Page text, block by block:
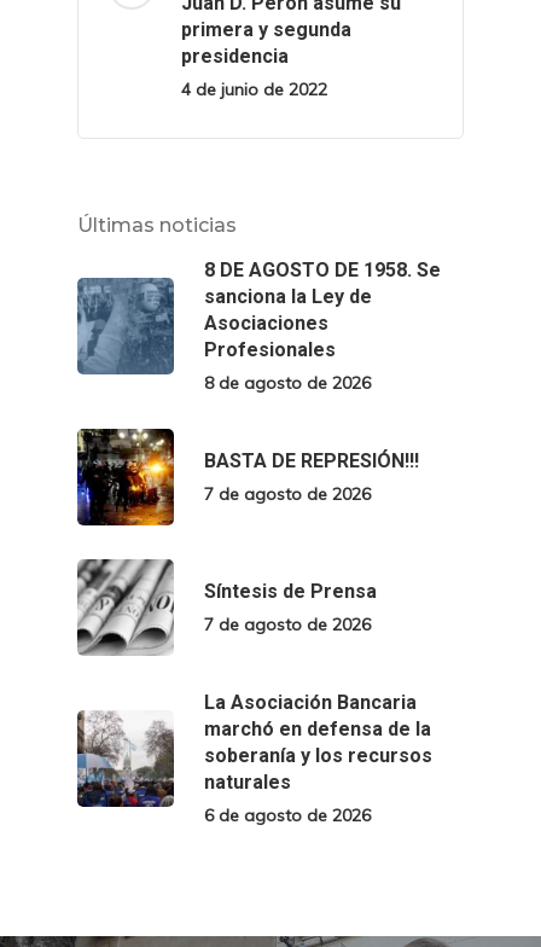
primera y segunda
presidencia
4 de junio de 2022
Últimas noticias
8 DE AGOSTO DE 1958. Se
sanciona la Ley de
Asociaciones
Profesionales
8 de agosto de 2026
BASTA DE REPRESIÓN!!!
7 de agosto de 2026
Síntesis de Prensa
7 de agosto de 2026
La Asociación Bancaria
marchó en defensa de la
soberanía y los recursos
naturales
6 de agosto de 2026